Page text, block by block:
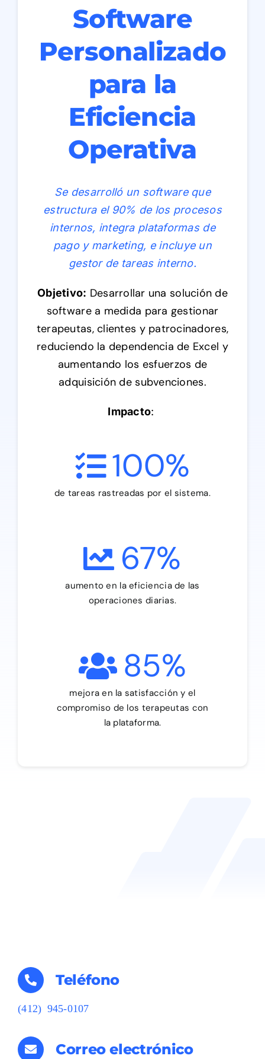
Software
Personalizado
para la
Eficiencia
Operativa
Se desarrolló un software que
estructura el 90% de los procesos
internos, integra plataformas de
pago y marketing, e incluye un
gestor de tareas interno.
Objetivo: Desarrollar una solución de
software a medida para gestionar
terapeutas, clientes y patrocinadores,
reduciendo la dependencia de Excel y
aumentando los esfuerzos de
adquisición de subvenciones.
Impacto:
100%
de tareas rastreadas por el sistema.
67%
aumento en la eficiencia de las
operaciones diarias.
85%
mejora en la satisfacción y el
compromiso de los terapeutas con
la plataforma.
Teléfono
‪(412) 945-0107‬
Correo electrónico